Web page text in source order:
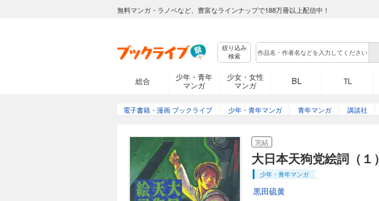
無料マンガ・ラノベなど、豊富なラインナップで188万冊以上配信中！
絞り込み
検索
総合
少年・青年
マンガ
少女・女性
マンガ
BL TL
電子書籍・漫画 ブックライブ 少年・青年マンガ 青年マンガ 講談社
完結
大日本天狗党絵詞（１）
少年・青年マンガ
黒田硫黄